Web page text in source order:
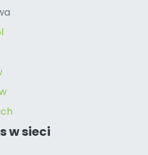
w sieci